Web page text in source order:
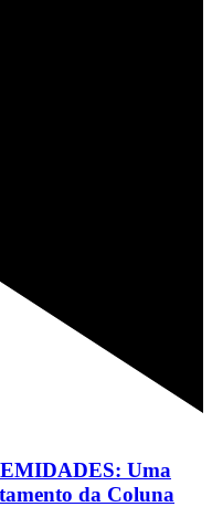
Uma
da Coluna